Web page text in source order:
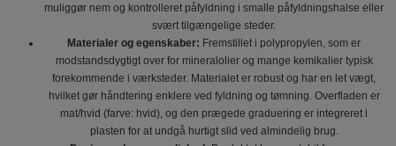
muliggør nem og kontrolleret påfyldning i smalle påfyldningshalse eller
svært tilgængelige steder.
Materialer og egenskaber: Fremstillet i polypropylen, som er
modstandsdygtigt over for mineralolier og mange kemikalier typisk
forekommende i værksteder. Materialet er robust og har en let vægt,
hvilket gør håndtering enklere ved fyldning og tømning. Overfladen er
mat/hvid (farve: hvid), og den prægede graduering er integreret i
plasten for at undgå hurtigt slid ved almindelig brug.